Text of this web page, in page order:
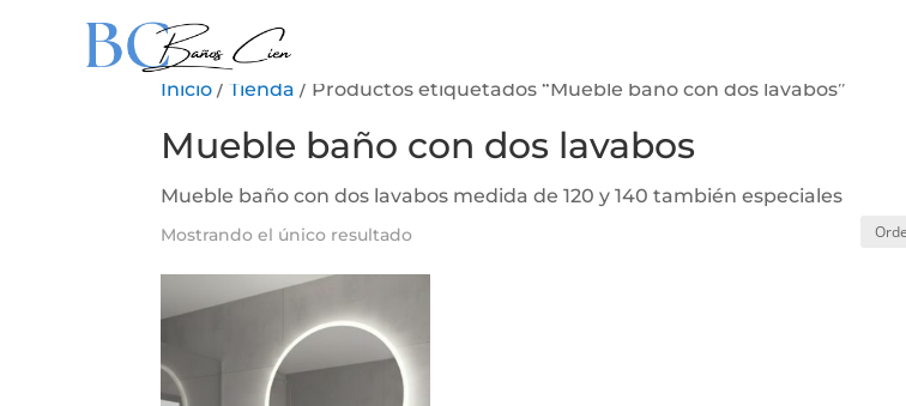
Inicio /Tienda / Productos etiquetados “Mueble baño con dos lavabos”
Mueble baño con dos lavabos
Mueble baño con dos lavabos medida de 120 y 140 también especiales
Mostrando el único resultado